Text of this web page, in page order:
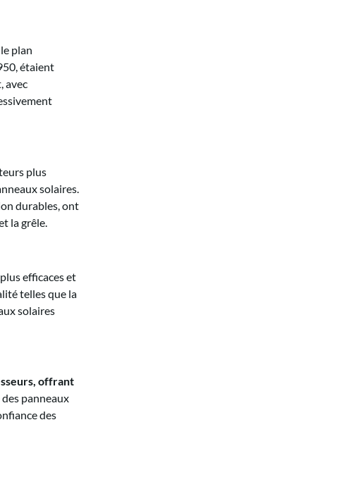
plan
étaient
avec
plus
solaires.
durables, ont
la grêle.
efficaces et
telles que la
solaires
offrant
panneaux
des